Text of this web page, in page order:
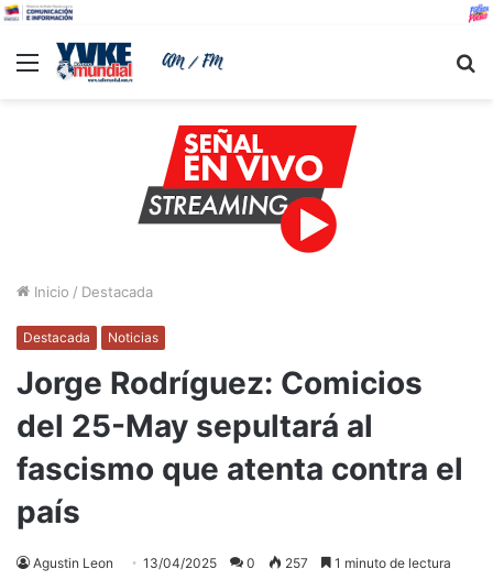
Menu
Inicio / Destacada
Destacada Noticias
Jorge Rodríguez: Comicios
del 25-May sepultará al
fascismo que atenta contra el
país
Agustin Leon 13/04/2025 0 257 1 minuto de lectura